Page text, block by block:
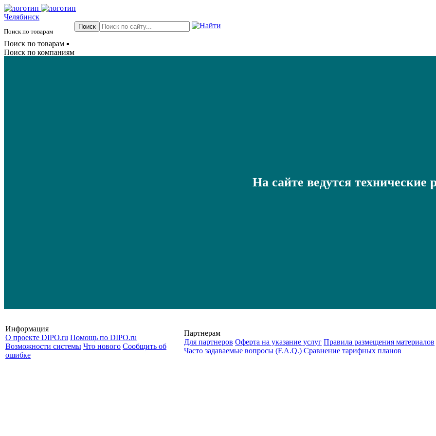
Челябинск
Поиск по товарам
Поиск по товарам
Поиск по компаниям
На сайте ведутся технические
Информация
О проекте DIPO.ru Помощь по DIPO.ru
Возможности системы Что нового Сообщить об
ошибке
Партнерам
Для партнеров Оферта на указание услуг Правила размещения материалов
Часто задаваемые вопросы (F.A.Q.) Cравнение тарифных планов